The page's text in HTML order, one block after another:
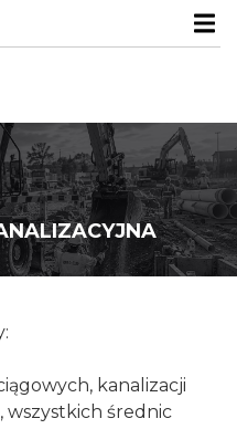
kanalizacji
wszystkich średnic